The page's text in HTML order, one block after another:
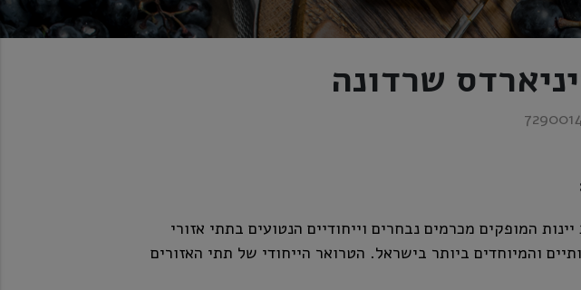
שרדונה
המופקים מכרמים נבחרים וייחודיים הנטועים בתתי אזורי
והמיוחדים ביותר בישראל. הטרואר הייחודי של תתי האזורים
איכות נוסף לסדרה. הכרמים מטופלים במקצוענות ובדייקנות,